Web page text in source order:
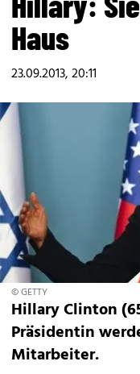
Haus
23.09.2013, 20:11
© GETTY
Hillary Clinton
Präsidentin
Mitarbeiter.